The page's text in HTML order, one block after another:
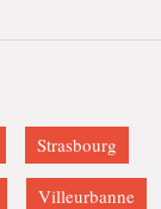
Strasbourg
Villeurbanne